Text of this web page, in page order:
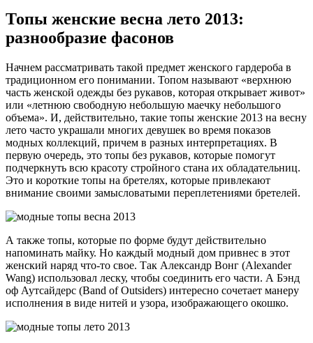
Топы женские весна лето 2013:
разнообразие фасонов
Начнем рассматривать такой предмет женского гардероба в
традиционном его понимании. Топом называют «верхнюю
часть женской одежды без рукавов, которая открывает живот»
или «летнюю свободную небольшую маечку небольшого
объема». И, действительно, такие топы женские 2013 на весну
лето часто украшали многих девушек во время показов
модных коллекций, причем в разных интерпретациях. В
первую очередь, это топы без рукавов, которые помогут
подчеркнуть всю красоту стройного стана их обладательниц.
Это и короткие топы на бретелях, которые привлекают
внимание своими замысловатыми переплетениями бретелей.
А также топы, которые по форме будут действительно
напоминать майку. Но каждый модный дом привнес в этот
женский наряд что-то свое. Так Александр Вонг (Alexander
Wang) использовал леску, чтобы соединить его части. А Бэнд
оф Аутсайдерс (Band of Outsiders) интересно сочетает манеру
исполнения в виде нитей и узора, изображающего окошко.